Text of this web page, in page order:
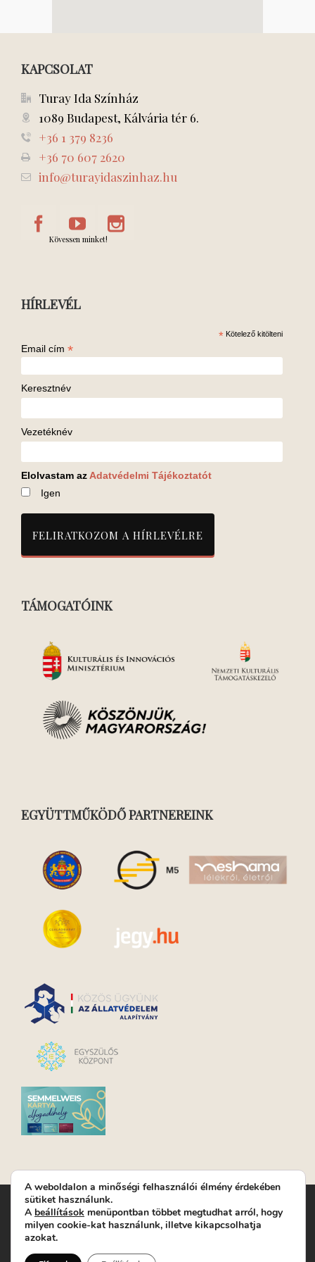
KAPCSOLAT
Turay Ida Színház
1089 Budapest, Kálvária tér 6.
+36 1 379 8236
+36 70 607 2620
info@turayidaszinhaz.hu
Kövessen minket!
HÍRLEVÉL
* Kötelező kitölteni
Email cím *
Keresztnév
Vezetéknév
Elolvastam az Adatvédelmi Tájékoztatót
Igen
TÁMOGATÓINK
EGYÜTTMŰKÖDŐ PARTNEREINK
Turay Ida Színház Közhasznú Nonprofit Kft. | Működési
helyszín: Turay Ida Színház 1089 Budapest, Kálvária tér 6. |
Levelezési cím: 1089 Budapest, Kálvária tér 14. | Titkárság:
A weboldalon a minőségi felhasználói élmény érdekében
sütiket használunk.
A beállítások menüpontban többet megtudhat arról, hogy
milyen cookie-kat használunk, illetve kikapcsolhatja
azokat.